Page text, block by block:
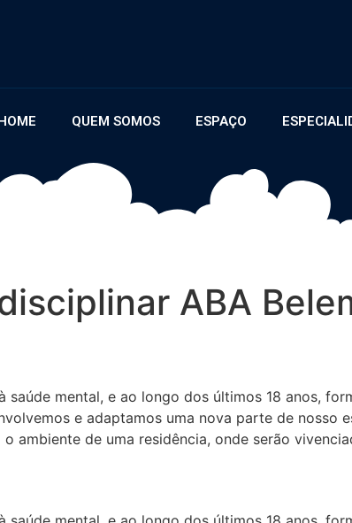
QUEM SOMOS ESPAÇO
ABA
saúde mental, e ao longo dos últimos 18 anos,
e adaptamos uma nova parte de
ambiente de uma residência, onde serão